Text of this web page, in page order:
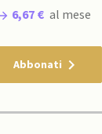
6,67 € al mese
Abbonati